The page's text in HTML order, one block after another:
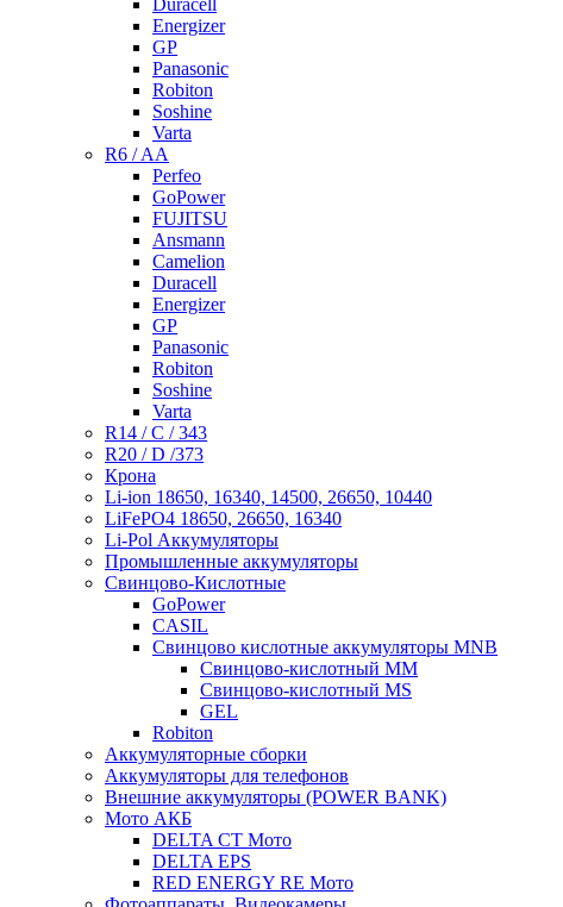
Duracell
Energizer
GP
Panasonic
Robiton
Soshine
Varta
R6 / AA
Perfeo
GoPower
FUJITSU
Ansmann
Camelion
Duracell
Energizer
GP
Panasonic
Robiton
Soshine
Varta
R14 / C / 343
R20 / D /373
Крона
Li-ion 18650, 16340, 14500, 26650, 10440
LiFePO4 18650, 26650, 16340
Li-Pol Аккумуляторы
Промышленные аккумуляторы
Свинцово-Кислотные
GoPower
CASIL
Свинцово кислотные аккумуляторы MNB
Cвинцово-кислотный MM
Cвинцово-кислотный MS
GEL
Robiton
Аккумуляторные сборки
Аккумуляторы для телефонов
Внешние аккумуляторы (POWER BANK)
Мото АКБ
DELTA CT Мото
DELTA EPS
RED ENERGY RE Мото